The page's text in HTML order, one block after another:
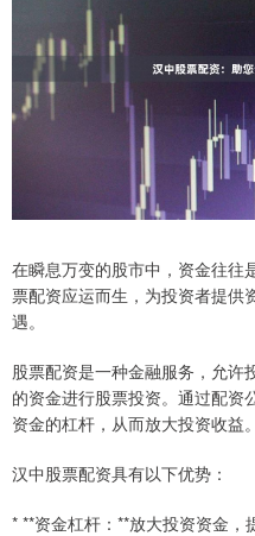
在瞬息万变的股市中，资金往往
票配资应运而生，为投资者提供
遇。
股票配资是一种金融服务，允许
的资金进行股票投资。通过配资
资金的杠杆，从而放大投资收益。
汉中股票配资具有以下优势：
* **资金杠杆：**放大投资资金，